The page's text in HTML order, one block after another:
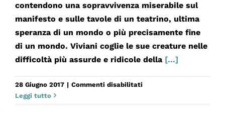
contendono una sopravvivenza miserabile sul
manifesto e sulle tavole di un teatrino, ultima
speranza di un mondo o più precisamente fine
di un mondo. Viviani coglie le sue creature nelle
difficoltà più assurde e ridicole della [...]
28 Giugno 2017 | Commenti disabilitatisu
TEATRO
Leggi tutto